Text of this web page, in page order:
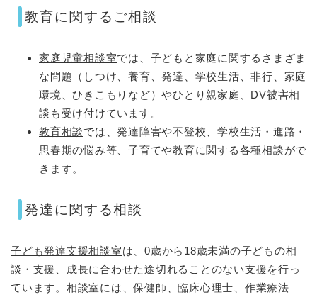
教育に関するご相談
家庭児童相談室では、子どもと家庭に関するさまざま
な問題（しつけ、養育、発達、学校生活、非行、家庭
環境、ひきこもりなど）やひとり親家庭、DV被害相
談も受け付けています。
教育相談では、発達障害や不登校、学校生活・進路・
思春期の悩み等、子育てや教育に関する各種相談がで
きます。
発達に関する相談
子ども発達支援相談室は、0歳から18歳未満の子どもの相
談・支援、成長に合わせた途切れることのない支援を行っ
ています。相談室には、保健師、臨床心理士、作業療法